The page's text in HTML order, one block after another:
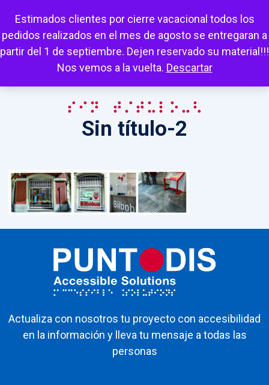
Estimados clientes por cierre vacacional todos los
pedidos realizados en el mes de agosto se entregaran a
partir del 1 de septiembre. Dejen reservado su material!!!
Nos vemos a la vuelta. Descartar
Mi cuenta Carrito Favoritos Escuchar
Sin título-2
Sin título-2
Actualiza con nosotros tu proyecto con accesibilidad
en la información y lleva tu mensaje a todas las
personas